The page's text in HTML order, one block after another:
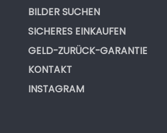
BILDER SUCHEN
SICHERES EINKAUFEN
GELD-ZURÜCK-GARANTIE
KONTAKT
INSTAGRAM